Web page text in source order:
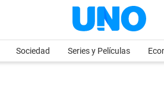
Sociedad Series y Películas